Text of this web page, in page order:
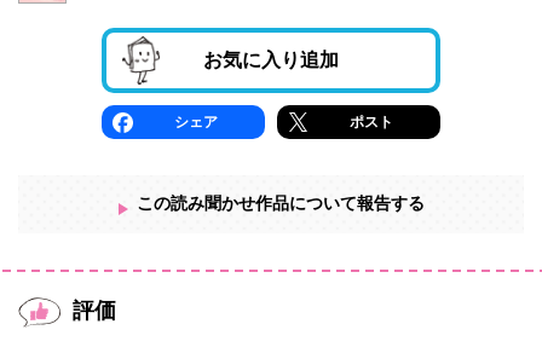
お気に入り追加
シェア ポスト
この読み聞かせ作品について報告する
評価